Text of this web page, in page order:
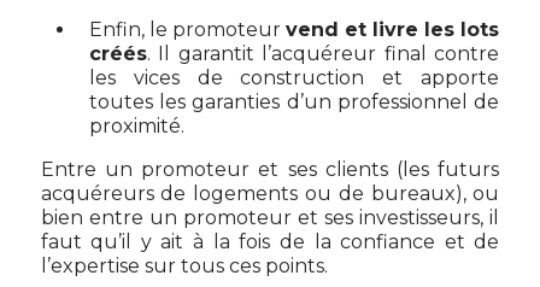
Enfin, le promoteur vend et livre les lots
créés. Il garantit l’acquéreur final contre
les vices de construction et apporte
toutes les garanties d’un professionnel de
proximité.
Entre un promoteur et ses clients (les futurs
acquéreurs de logements ou de bureaux), ou
bien entre un promoteur et ses investisseurs, il
faut qu’il y ait à la fois de la confiance et de
l’expertise sur tous ces points.